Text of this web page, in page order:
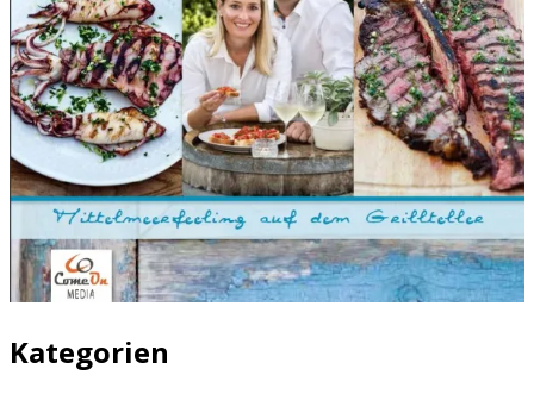
Kategorien